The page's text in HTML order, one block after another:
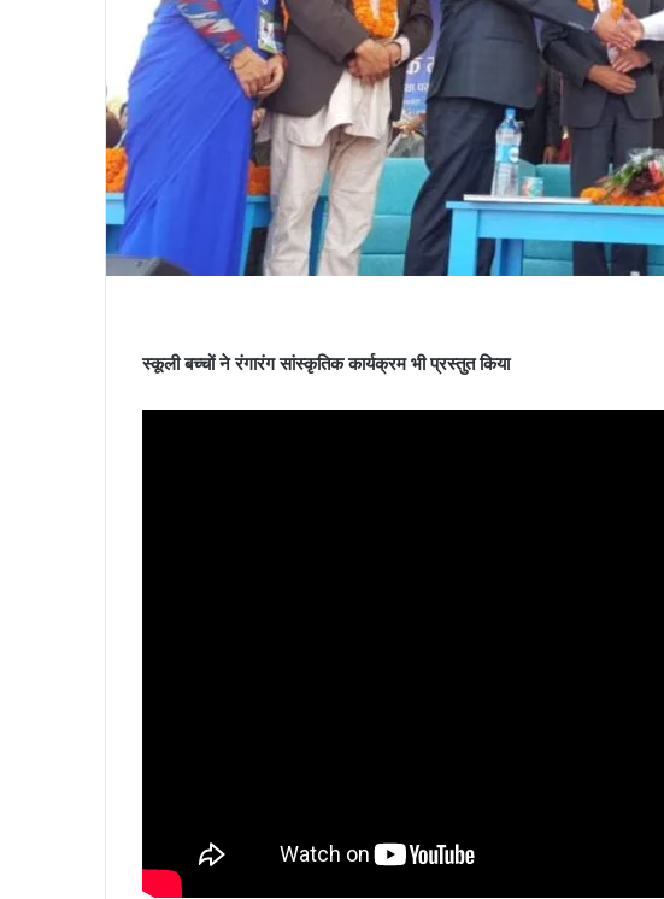
स्कूली बच्चों ने रंगारंग सांस्कृतिक कार्यक्रम भी प्रस्तुत किया